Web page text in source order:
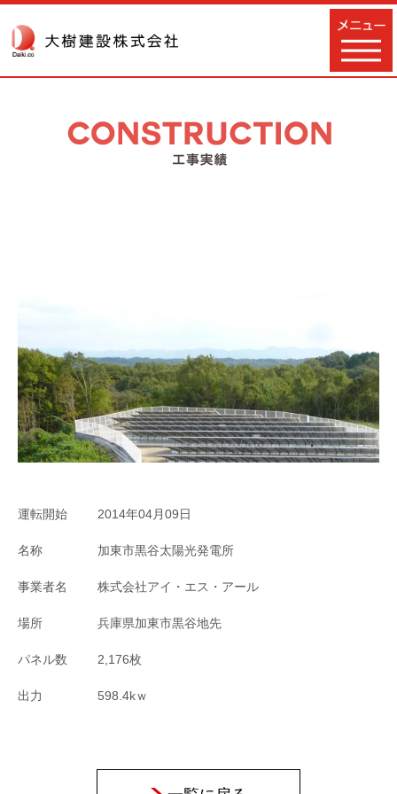
会社概要
運転開始 2014年04月09日
名称 加東市黒谷太陽光発電所
事業者名 株式会社アイ・エス・アール
場所 兵庫県加東市黒谷地先
パネル数 2,176枚
出力 598.4kｗ